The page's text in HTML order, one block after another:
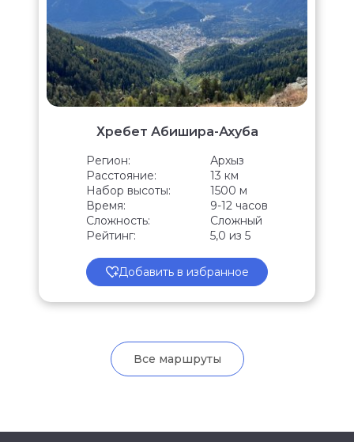
Хребет Абишира-Ахуба
Регион:
Расстояние:
Набор высоты:
Время:
Сложность:
Рейтинг:
Архыз
13 км
1500 м
9-12 часов
Сложный
5,0 из 5
Добавить в избранное
Все маршруты